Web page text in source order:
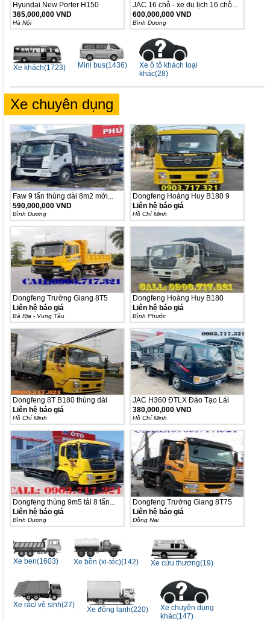
Hyundai New Porter H150
365,000,000 VND
Hà Nội
JAC 16 chỗ - xe du lịch 16 chỗ...
600,000,000 VND
Bình Dương
Xe khách(1723) Mini bus(1436)
Xe ô tô khách loại
khác(28)
Xe chuyên dụng
Faw 9 tấn thùng dài 8m2 mới...
590,000,000 VND
Bình Dương
Dongfeng Hoàng Huy B180 9
Tấn...
Liên hệ báo giá
Hồ Chí Minh
Dongfeng Trường Giang 8T5
ga...
Liên hệ báo giá
Bà Rịa - Vung Tàu
Dongfeng Hoàng Huy B180
2021
Liên hệ báo giá
Bình Phước
Dongfeng 8T B180 thùng dài
9m5...
Liên hệ báo giá
Hồ Chí Minh
JAC H360 ĐTLX Đào Tạo Lái
Xe...
380,000,000 VND
Hồ Chí Minh
Dongfeng thùng 9m5 tải 8 tấn...
Liên hệ báo giá
Bình Dương
Dongfeng Trường Giang 8T75
tự...
Liên hệ báo giá
Ðồng Nai
Xe ben(1603) Xe bồn (xi-téc)(142) Xe cứu thương(19)
Xe rác/ vệ sinh(27)
Xe đông lạnh(220)
Xe chuyên dụng
khác(147)